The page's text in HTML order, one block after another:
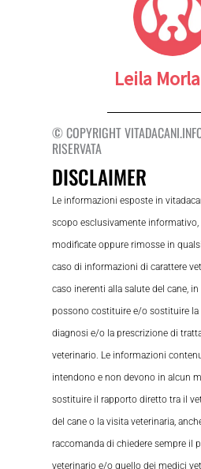
Leila
© COPYRIGHT
RISERVATA
DISCLAIMER
Le informazioni esposte in
scopo esclusivamente informativo,
modificate oppure rimosse in
caso di informazioni di carattere
caso inerenti alla salute del cane,
possono costituire e/o sostituire
diagnosi e/o la prescrizione di
veterinario. Le informazioni
intendono e non devono in alcun
sostituire il rapporto diretto tra il
del cane o la visita veterinaria,
raccomanda di chiedere sempre il
veterinario e/o quello dei medici